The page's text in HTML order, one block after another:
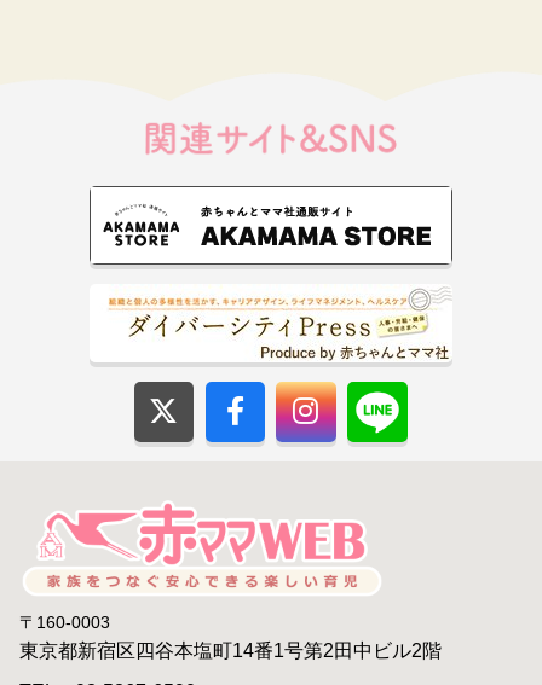
〒160-0003
東京都新宿区四谷本塩町14番1号第2田中ビル2階